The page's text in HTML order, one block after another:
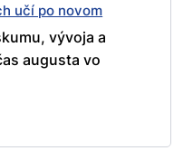
učí po novom
vývoja a
augusta vo